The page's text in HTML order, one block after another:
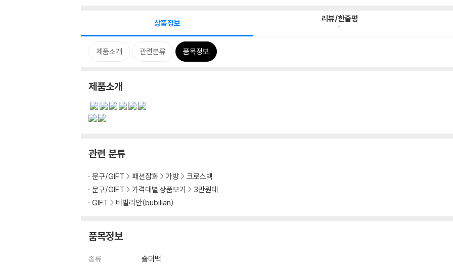
상품정보 리뷰/한줄평
1
제품소개 관련분류 품목정보
제품소개
관련 분류
문구/GIFT 패션잡화 가방
크로스백
문구/GIFT
가격대별 상품보기
3만원대
GIFT
버빌리안(bubilian)
품목정보
종류
숄더백